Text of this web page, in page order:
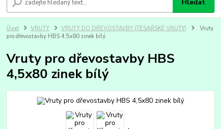
Hledat
Úvod VRUTY VRUTY DO DŘEVOSTAVBY (TESAŘSKÉ VRUTY)
Vruty
pro dřevostavby HBS 4,5x80 zinek bílý
Vruty pro dřevostavby HBS
4,5x80 zinek bílý